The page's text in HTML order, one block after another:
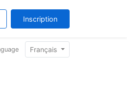
Inscription
Français